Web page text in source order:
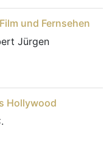
und Fernsehen
Jürgen
Hollywood